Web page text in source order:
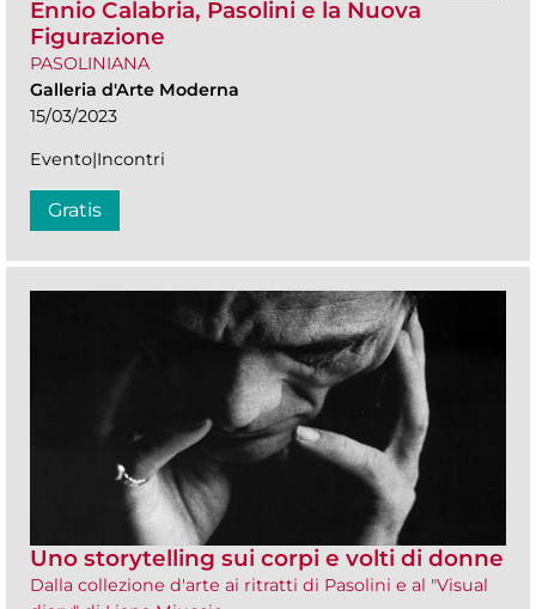
Ennio Calabria, Pasolini e la Nuova
Figurazione
PASOLINIANA
Galleria d'Arte Moderna
15/03/2023
Evento|Incontri
Gratis
Uno storytelling sui corpi e volti di donne
Dalla collezione d'arte ai ritratti di Pasolini e al "Visual